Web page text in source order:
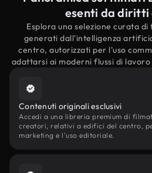
esenti da diritti
Esplora una selezione curata
generati dall'intelligenza
centro, autorizzati per l'uso
adattarsi ai moderni flussi di
Contenuti originali esclusivi
Accedi a una libreria premium di
creatori, relativi a edifici del centro,
marketing e l'uso editoriale.